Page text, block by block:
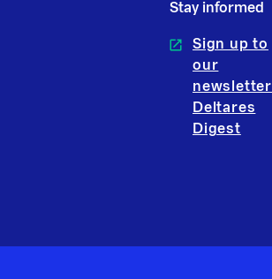
Stay informed
Sign up to
our
newsletter
Deltares
Digest